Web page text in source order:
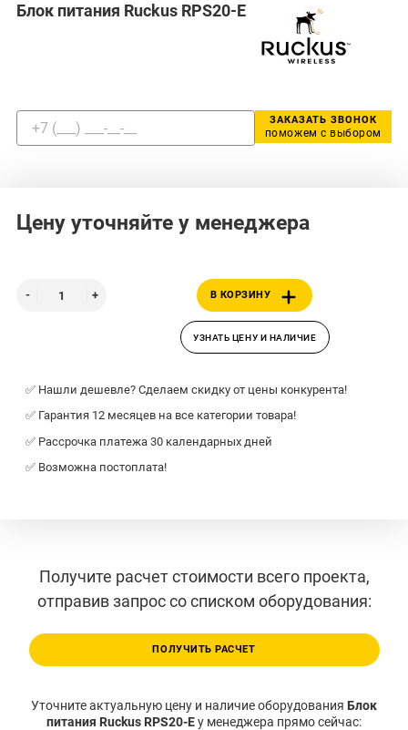
Блок питания Ruckus RPS20-E
ЗАКАЗАТЬ ЗВОНОК
поможем с выбором
Цену уточняйте у менеджера
В КОРЗИНУ
УЗНАТЬ ЦЕНУ И НАЛИЧИЕ
✅ Нашли дешевле? Сделаем скидку от цены конкурента!
✅ Гарантия 12 месяцев на все категории товара!
✅ Рассрочка платежа 30 календарных дней
✅ Возможна постоплата!
Получите расчет стоимости всего проекта,
отправив запрос со списком оборудования:
ПОЛУЧИТЬ РАСЧЕТ
Уточните актуальную цену и наличие оборудования Блок
питания Ruckus RPS20-Eу менеджера прямо сейчас: